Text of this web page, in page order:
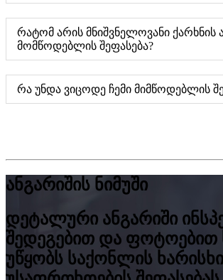
რატომ არის მნიშვნელოვანი ქარხნის
მომწოდებლის შეფასება?
რა უნდა ვიცოდე ჩემი მიმწოდებლის
ანგარიშის ნიმუში
დეტალური ანგარიში
შედეგებით და ფოტოებით
უწყობს საქონლის